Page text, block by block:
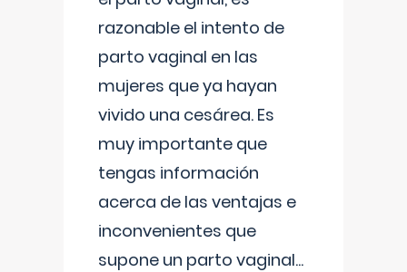
razonable el intento de
parto vaginal en las
mujeres que ya hayan
vivido una cesárea. Es
muy importante que
tengas información
acerca de las ventajas e
inconvenientes que
supone un parto vaginal...